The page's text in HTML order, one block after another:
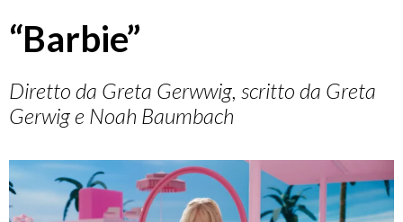
“Barbie”
Diretto da Greta Gerwwig, scritto da Greta
Gerwig e Noah Baumbach